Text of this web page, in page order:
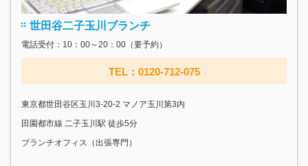
世田谷二子玉川ブランチ
電話受付：10：00～20：00（要予約）
TEL：0120-712-075
東京都世田谷区玉川3-20-2 マノア玉川第3内
田園都市線 二子玉川駅 徒歩5分
ブランチオフィス（出張専門）